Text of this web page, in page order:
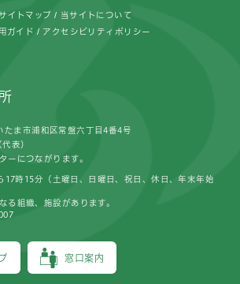
イトマップ 当サイトについて
ガイド アクセシビリティポリシー
たま市浦和区常盤六丁目4番4号
表）
ーにつながります。
窓口案内
17時15分（土曜日、日曜日、祝日、休日、年末年始
る組織、施設があります。